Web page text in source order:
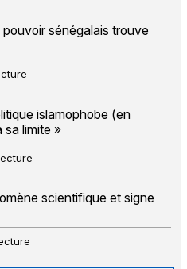
sénégalais trouve
islamophobe (en
sa limite »
scientifique et signe